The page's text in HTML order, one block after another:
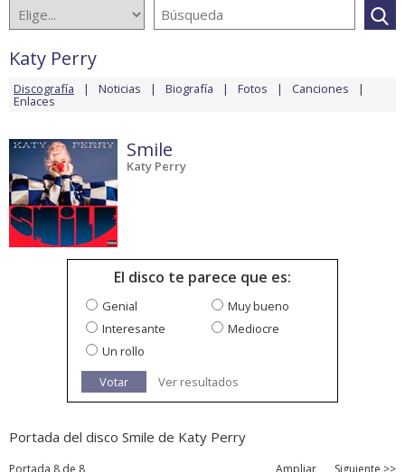
Katy Perry
Discografía Noticias Biografía Fotos Canciones
Enlaces
Smile
Katy Perry
El disco te parece que es:
Genial
Muy bueno
Interesante
Mediocre
Un rollo
Votar
Ver resultados
Portada del disco Smile de Katy Perry